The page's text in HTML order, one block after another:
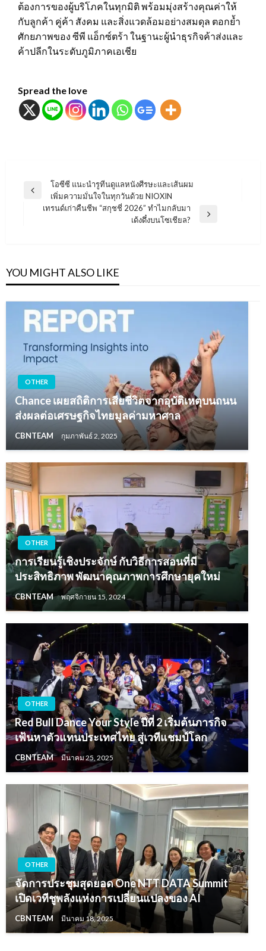
ต้องการของผู้บริโภคในทุกมิติ พร้อมมุ่งสร้างคุณค่าให้
กับลูกค้า คู่ค้า สังคม และสิ่งแวดล้อมอย่างสมดุล ตอกย้ำ
ศักยภาพของ ซีพี แอ็กซ์ตร้า ในฐานะผู้นำธุรกิจค้าส่งและ
ค้าปลีกในระดับภูมิภาคเอเชีย
Spread the love
แนะแนว
Previous
โอซีซี แนะนำรูทีนดูแลหนังศีรษะและเส้นผม
เพิ่มความมั่นใจในทุกวันด้วย NIOXIN
เทรนด์เก่าคืนชีพ “สกุชชี่ 2026” ทำไมกลับมา
เด้งดึ๋งบนโซเชียล?
YOU MIGHT ALSO LIKE
OTHER
Chance เผยสถิติการเสียชีวิตจากอุบัติเหตุบนถนน
ส่งผลต่อเศรษฐกิจไทยมูลค่ามหาศาล
CBNTEAM กุมภาพันธ์ 2, 2025
OTHER
การเรียนรู้เชิงประจักษ์ กับวิธีการสอนที่มี
ประสิทธิภาพ พัฒนาคุณภาพการศึกษายุคใหม่
CBNTEAM พฤศจิกายน 15, 2024
OTHER
Red Bull Dance Your Style ปีที่ 2 เริ่มต้นภารกิจ
เฟ้นหาตัวแทนประเทศไทย สู่เวทีแชมป์โลก
CBNTEAM มีนาคม 25, 2025
OTHER
จัดการประชุมสุดยอด One NTT DATA Summit
เปิดเวทีชูพลังแห่งการเปลี่ยนแปลงของ AI
CBNTEAM มีนาคม 18, 2025